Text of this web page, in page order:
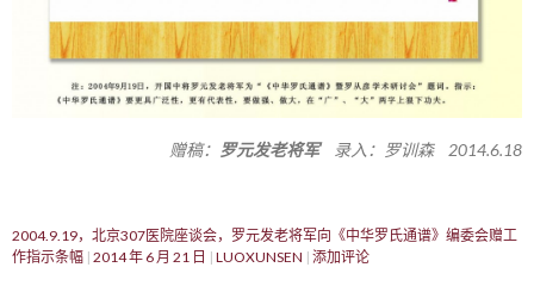
赠稿： 罗元发老将军录入：罗训森 2014.6.18
2004.9.19，北京307医院座谈会，罗元发老将军向《中华罗氏通谱》编委会赠工
作指示条幅 2014 年 6 月 21 日 LUOXUNSEN 添加评论